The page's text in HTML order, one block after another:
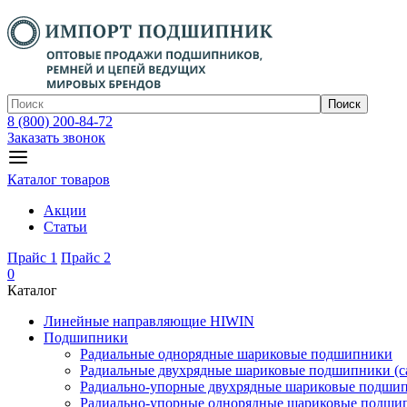
Поиск
8 (800) 200-84-72
Заказать звонок
Каталог товаров
Акции
Статьи
Прайс 1 Прайс 2
0
Каталог
Линейные направляющие HIWIN
Подшипники
Радиальные однорядные шариковые подшипники
Радиальные двухрядные шариковые подшипники
Радиально-упорные двухрядные шариковые
Радиально-упорные однорядные шариковые